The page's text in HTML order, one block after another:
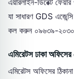
এয়ারলাইন-ডিরেক্ট
যা সাধারণ GDS
কল করুন ০৯৬৩৯-
এমিরেটস ঢাকা
এমিরেটস অফিসের